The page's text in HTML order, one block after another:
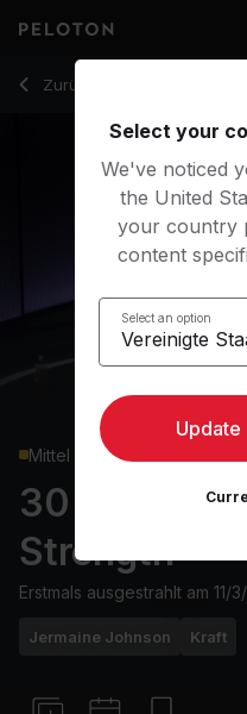
Zurück zu Kraftkurse
Zurück
Mittel
30 min
Strength
Erstmals ausgestrahlt am 11/
Jermaine Johnson Kraft
Select your
We've noticed
the United
your country
content
Select an option